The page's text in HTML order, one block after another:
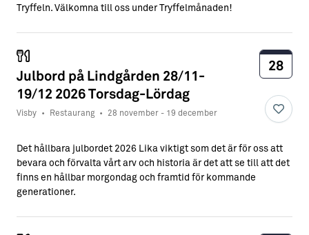
Tryffeln. Välkomna till oss under Tryffelmånaden!
Julbord på Lindgården 28/11-
19/12 2026 Torsdag-Lördag
Visby • Restaurang • 28 november - 19 december
Det hållbara julbordet 2026 Lika viktigt som det är för oss att
bevara och förvalta vårt arv och historia är det att se till att det
finns en hållbar morgondag och framtid för kommande
generationer.
28